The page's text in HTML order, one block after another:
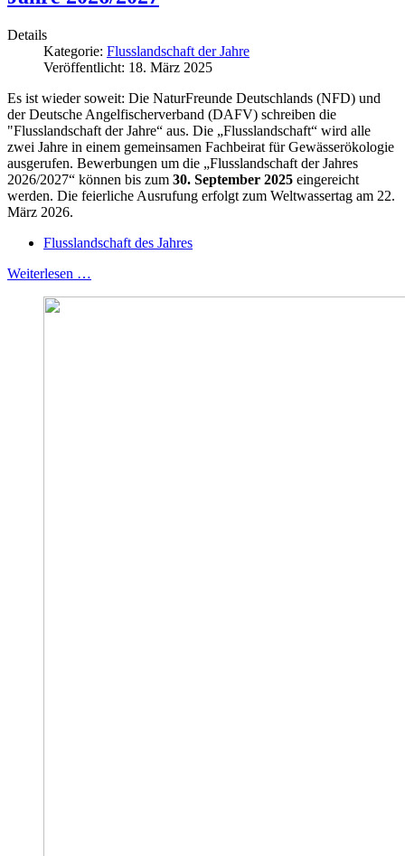
Details
Kategorie: Flusslandschaft der Jahre
Veröffentlicht: 18. März 2025
Es ist wieder soweit: Die NaturFreunde Deutschlands (NFD) und
der Deutsche Angelfischerverband (DAFV) schreiben die
"Flusslandschaft der Jahre“ aus. Die „Flusslandschaft“ wird alle
zwei Jahre in einem gemeinsamen Fachbeirat für Gewässerökologie
ausgerufen. Bewerbungen um die „Flusslandschaft der Jahres
2026/2027“ können bis zum 30. September 2025 eingereicht
werden. Die feierliche Ausrufung erfolgt zum Weltwassertag am 22.
März 2026.
Flusslandschaft des Jahres
Weiterlesen …